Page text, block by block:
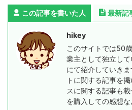
この記事を書いた人 最新記
hikey
このサイトでは50
業主として独立し
にて紹介していき
トに関する記事を
スに関する記事も
を購入しての感想な